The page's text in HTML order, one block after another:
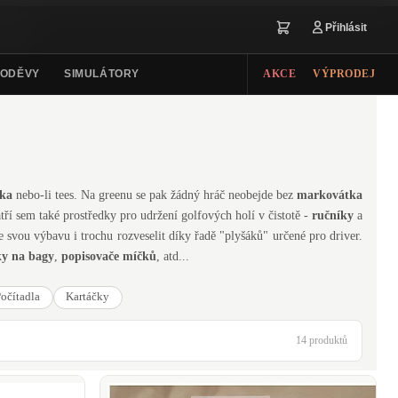
Přihlásit
ODĚVY SIMULÁTORY AKCE VÝPRODEJ
nebo-li tees. Na greenu se pak žádný hráč neobejde bez markovátka
sem také prostředky pro udržení golfových holí v čistotě - ručníkya
svou výbavu i trochu rozveselit díky řadě "plyšáků" určené pro driver.
na bagy, popisovače míčků, atd...
Kartáčky
14 produktů